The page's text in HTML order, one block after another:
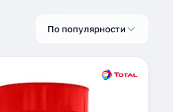
По популярности